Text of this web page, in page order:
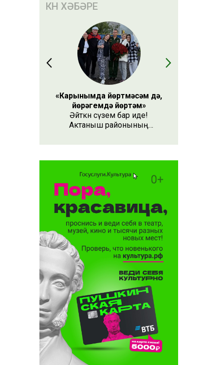
КӨН ХӘБӘРЕ
«Карынымда йөртмәсәм дә,
йөрәгемдә йөртәм»
Әйткән сүзем бар иде!
Актаныш районының
Гөлназ Кашапова – ике ятим
каршы килми.
Тормышларының иң авыр
вакытларында ике бала
янына тагын ике игезәк алып
кайткач, дөньялары түгәрәкләнә.